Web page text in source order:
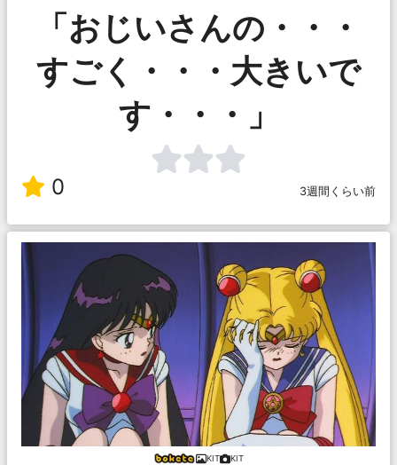
「おじいさんの・・・
すごく・・・大きいで
す・・・」
0 3週間くらい前
KIT KIT